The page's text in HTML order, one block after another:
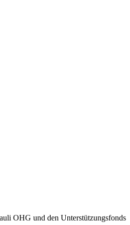
OHG und den Unterstützungsfonds